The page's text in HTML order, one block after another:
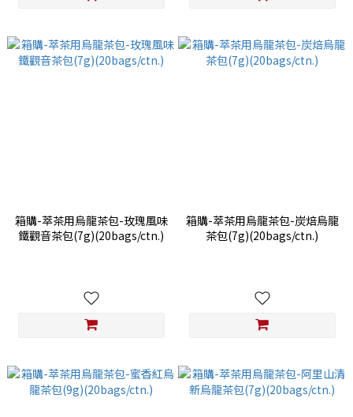
箱購-萃茶用烏龍茶包-玫瑰風味
鐵觀音茶包(7g)(20bags/ctn.)
箱購-萃茶用烏龍茶包-炭焙烏龍
茶包(7g)(20bags/ctn.)